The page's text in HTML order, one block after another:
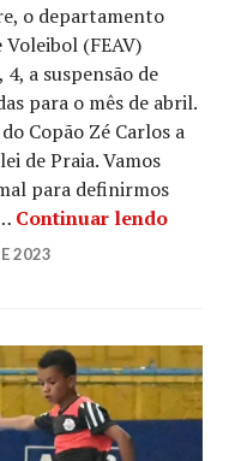
o departamento
(FEAV)
a suspensão de
para o mês de abril.
Copão Zé Carlos a
de Praia. Vamos
para definirmos
Continuar lendo
2023